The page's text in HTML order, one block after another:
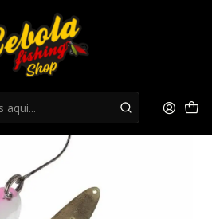
Spoons Herakles vento ld - 3,5gr